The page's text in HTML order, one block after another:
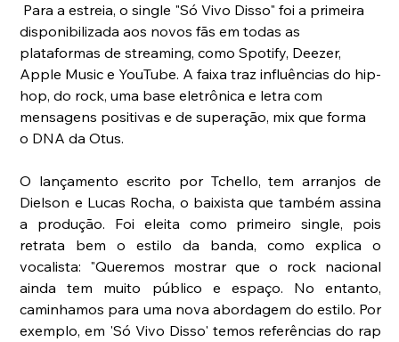
disponibilizada aos novos fãs em todas as
plataformas de streaming, como Spotify, Deezer,
Apple Music e YouTube. A faixa traz influências do hip-
hop, do rock, uma base eletrônica e letra com
mensagens positivas e de superação, mix que forma
o DNA da Otus.
O lançamento escrito por Tchello, tem arranjos de
Dielson e Lucas Rocha, o baixista que também assina
a produção. Foi eleita como primeiro single, pois
retrata bem o estilo da banda, como explica o
vocalista: "Queremos mostrar que o rock nacional
ainda tem muito público e espaço. No entanto,
caminhamos para uma nova abordagem do estilo. Por
exemplo, em 'Só Vivo Disso' temos referências do rap